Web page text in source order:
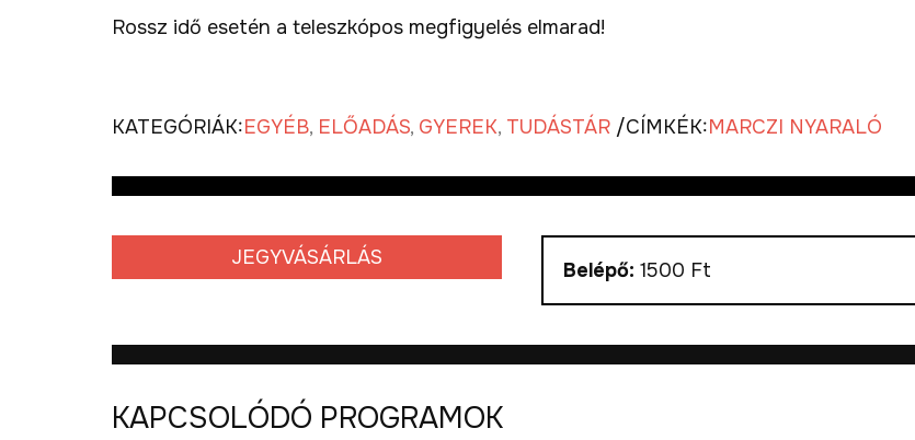
Rossz idő esetén a teleszkópos megfigyelés elmarad!
KATEGÓRIÁK:EGYÉB, ELŐADÁS, GYEREK, TUDÁSTÁR /CÍMKÉK:MARCZI NYARALÓ
JEGYVÁSÁRLÁS
Belépő: 1500 Ft
KAPCSOLÓDÓ PROGRAMOK